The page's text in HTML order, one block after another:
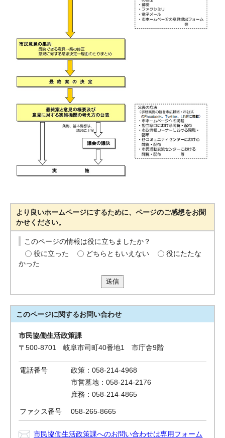
より良いホームページにするために、ページのご感想をお聞
かせください。
このページの情報は役に立ちましたか？
役に立った
どちらともいえない
役にたたな
かった
送信
このページに関するお問い合わせ
市民協働生活政策課
〒500-8701 岐阜市司町40番地1 市庁舎9階
電話番号
政策：058-214-4968
市営墓地：058-214-2176
庶務：058-214-4865
ファクス番号 058-265-8665
市民協働生活政策課へのお問い合わせは専用フォーム